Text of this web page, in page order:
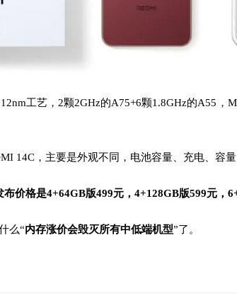
工艺，2颗2GHz的A75+6颗1.8GHz的A55，
14C，主要是外观不同，电池容量、充电、容
价格是4+64GB版499元，4+128GB版599元，
么“内存涨价会毁灭所有中低端机型”了。